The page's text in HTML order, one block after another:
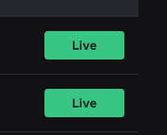
Live
Live